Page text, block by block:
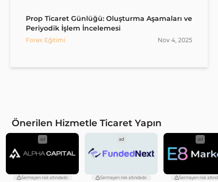
Prop Ticaret Günlüğü: Oluşturma Aşamaları ve
Periyodik İşlem İncelemesi
Forex Eğitimi Nov 4, 2025
Önerilen Hizmetle Ticaret Yapın
ad
Sermayen risk altındadır.
ad
Sermayen risk altındadır.
ad
Sermayen risk